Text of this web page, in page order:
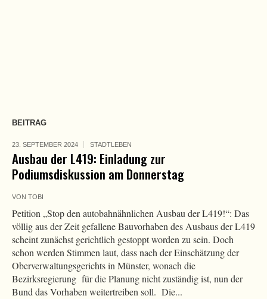
BEITRAG
23. SEPTEMBER 2024 STADTLEBEN
Ausbau der L419: Einladung zur
Podiumsdiskussion am Donnerstag
VON TOBI
Petition „Stop den autobahnähnlichen Ausbau der L419!“: Das
völlig aus der Zeit gefallene Bauvorhaben des Ausbaus der L419
scheint zunächst gerichtlich gestoppt worden zu sein. Doch
schon werden Stimmen laut, dass nach der Einschätzung der
Oberverwaltungsgerichts in Münster, wonach die
Bezirksregierung für die Planung nicht zuständig ist, nun der
Bund das Vorhaben weitertreiben soll. Die...